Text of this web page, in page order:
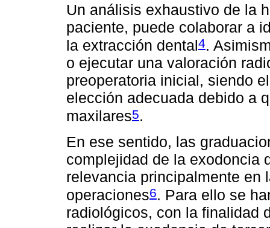
Un análisis exhaustivo de la
paciente, puede colaborar a
la extracción dental4.
o ejecutar una valoración
preoperatoria inicial, siendo
elección adecuada debido a
maxilares5.
En ese sentido, las
complejidad de la exodoncia
relevancia principalmente en
operaciones6. Para ello se
radiológicos, con la finalidad